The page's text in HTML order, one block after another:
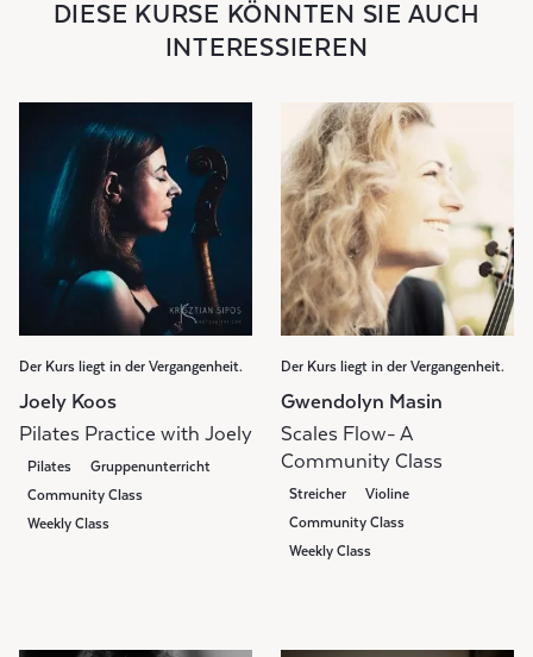
DIESE KURSE KÖNNTEN SIE AUCH
INTERESSIEREN
Der Kurs liegt in der Vergangenheit.
Joely Koos
Pilates Practice with Joely
Pilates
Gruppenunterricht
Community Class
Weekly Class
Der Kurs liegt in der Vergangenheit.
Gwendolyn Masin
Scales Flow- A
Community Class
Streicher
Violine
Community Class
Weekly Class